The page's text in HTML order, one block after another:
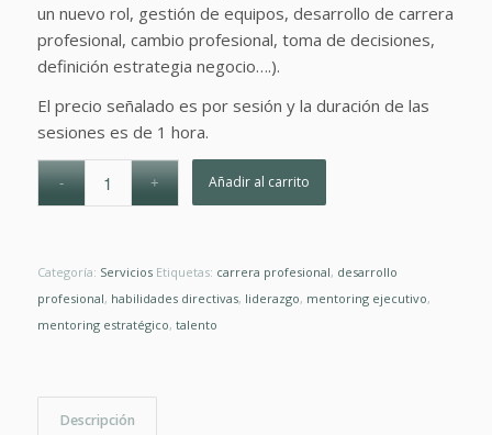
un nuevo rol, gestión de equipos, desarrollo de carrera
profesional, cambio profesional, toma de decisiones,
definición estrategia negocio….).
El precio señalado es por sesión y la duración de las
sesiones es de 1 hora.
Añadir al carrito
Categoría: Servicios Etiquetas: carrera profesional, desarrollo
profesional, habilidades directivas, liderazgo, mentoring ejecutivo,
mentoring estratégico, talento
Descripción